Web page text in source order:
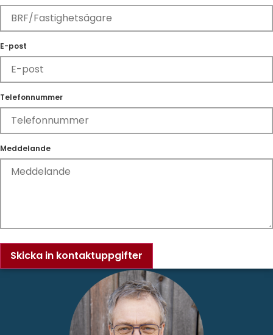
E-post
Telefonnummer
Meddelande
Skicka in kontaktuppgifter